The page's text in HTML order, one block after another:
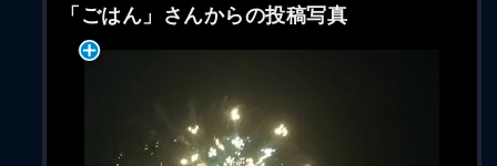
「ごはん」さんからの投稿写真